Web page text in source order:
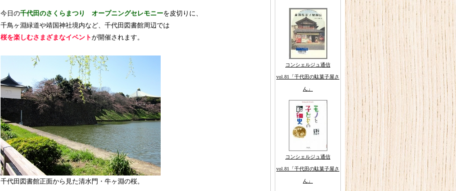
今日の千代田のさくらまつり オープニングセレモニーを皮切りに、
千鳥ヶ淵緑道や靖国神社境内など、千代田図書館周辺では
桜を楽しむさまざまなイベントが開催されます。
千代田図書館正面から見た清水門・牛ヶ淵の桜。
コンシェルジュ通信
vol.81「千代田の駄菓子屋さ
ん」
コンシェルジュ通信
vol.81「千代田の駄菓子屋さ
ん」